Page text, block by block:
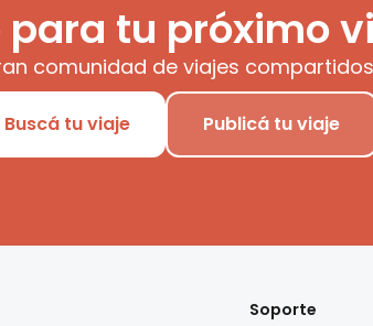
para tu próximo
comunidad de viajes
Buscá tu viaje Publicá tu viaje
Soporte